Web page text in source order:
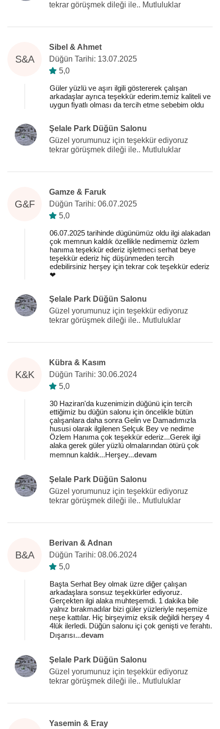
tekrar görüşmek dileği ile.. Mutluluklar
S&A
Sibel & Ahmet
Düğün Tarihi: 13.07.2025
5,0
Güler yüzlü ve aşırı ilgili göstererek çalışan
arkadaşlar ayrıca teşekkür ederim.temiz kaliteli ve
uygun fiyatlı olması da tercih etme sebebim oldu
Şelale Park Düğün Salonu
Güzel yorumunuz için teşekkür ediyoruz
tekrar görüşmek dileği ile.. Mutluluklar
G&F
Gamze & Faruk
Düğün Tarihi: 06.07.2025
5,0
06.07.2025 tarihinde dügünümüz oldu ilgi alakadan
çok memnun kaldık özellikle nedimemiz özlem
hanıma teşekkür ederiz işletmeci serhat beye
teşekkür ederiz hiç düşünmeden tercih
edebilirsiniz herşey için tekrar cok teşekkür ederiz
❤
Şelale Park Düğün Salonu
Güzel yorumunuz için teşekkür ediyoruz
tekrar görüşmek dileği ile.. Mutluluklar
K&K
Kübra & Kasım
Düğün Tarihi: 30.06.2024
5,0
30 Haziran'da kuzenimizin düğünü için tercih
ettiğimiz bu düğün salonu için öncelikle bütün
çalışanlara daha sonra Gelin ve Damadımızla
hususi olarak ilgilenen Selçuk Bey ve nedime
Özlem Hanıma çok teşekkür ederiz...Gerek ilgi
alaka gerek güler yüzlü olmalarından ötürü çok
memnun kaldık...Herşey...devam
Şelale Park Düğün Salonu
Güzel yorumunuz için teşekkür ediyoruz
tekrar görüşmek dileği ile.. Mutluluklar
B&A
Berivan & Adnan
Düğün Tarihi: 08.06.2024
5,0
Başta Serhat Bey olmak üzre diğer çalışan
arkadaşlara sonsuz teşekkürler ediyoruz.
Gerçekten ilgi alaka muhteşemdi. 1 dakika bile
yalnız bırakmadılar bizi güler yüzleriyle neşemize
neşe kattılar. Hiç birşeyimiz eksik değildi herşey 4
4lük ilerledi. Düğün salonu içi çok genişti ve ferahtı.
Dışarısı...devam
Şelale Park Düğün Salonu
Güzel yorumunuz için teşekkür ediyoruz
tekrar görüşmek dileği ile.. Mutluluklar
Yasemin & Eray